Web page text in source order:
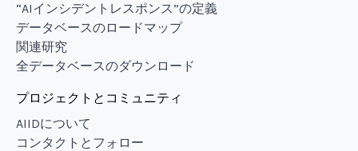
“AIインシデントレスポンス”の定義
データベースのロードマップ
関連研究
全データベースのダウンロード
プロジェクトとコミュニティ
AIIDについて
コンタクトとフォロー